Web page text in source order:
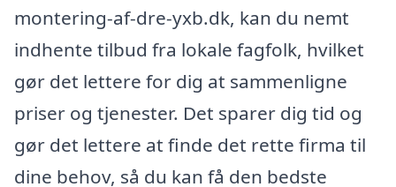
montering-af-dre-yxb.dk, kan du nemt
indhente tilbud fra lokale fagfolk, hvilket
gør det lettere for dig at sammenligne
priser og tjenester. Det sparer dig tid og
gør det lettere at finde det rette firma til
dine behov, så du kan få den bedste